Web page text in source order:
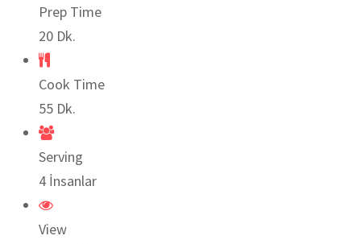
Prep Time
20 Dk.
Cook Time
55 Dk.
Serving
4 İnsanlar
View